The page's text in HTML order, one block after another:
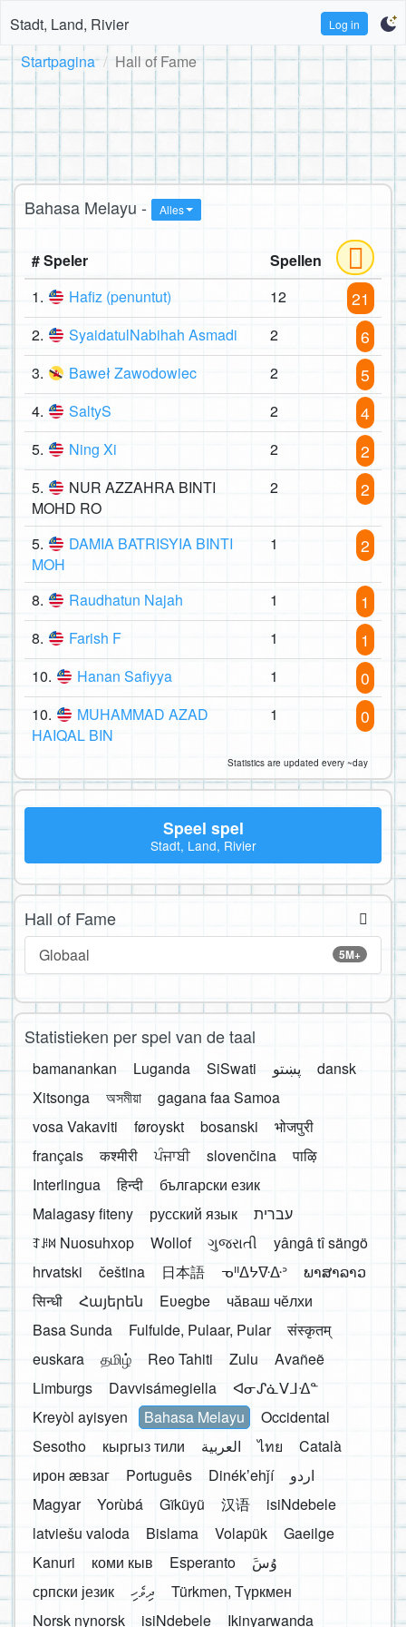
Stadt, Land, Rivier Log in
Startpagina Hall of Fame
Bahasa Melayu - Alles
# Speler
Spellen
1.
Hafiz (penuntut) 12 21
2. SyaidatulNabihah Asmadi 2 6
3. Baweł Zawodowiec 2 5
4. SaltyS 2 4
5. Ning Xi 2 2
5.
NUR AZZAHRA BINTI
MOHD RO
2 2
5.
DAMIA BATRISYIA BINTI
MOH
1 2
8. Raudhatun Najah 1 1
8. Farish F 1 1
10. Hanan Safiyya 1 0
10.
MUHAMMAD AZAD
HAIQAL BIN
1 0
Statistics are updated every ~day
Speel spel
Stadt, Land, Rivier
Hall of Fame
5M+
Globaal
Statistieken per spel van de taal
bamanankan Luganda SiSwati پښتو
dansk
Xitsonga
অসমীয়া
gagana faa Samoa
vosa Vakaviti
føroyskt bosanski
भोजपुरी
français
कश्मीरी ਪੰਜਾਬੀ slovenčina
पाऴि
Interlingua
हिन्दी
български език
Malagasy fiteny
русский язык
עברית
ꆈꌠ꒿ Nuosuhxop
Wollof ગુજરાતી
yângâ tî sängö
hrvatski
čeština 日本語 ᓀᐦᐃᔭᐍᐏᐣ
ພາສາລາວ
सिन्धी
Հայերեն Eʋegbe
чӑваш чӗлхи
Basa Sunda
Fulfulde, Pulaar, Pular
संस्कृतम्
euskara
தமிழ் Reo Tahiti Zulu
Avañeẽ
Limburgs
Davvisámegiella
ᐊᓂᔑᓈᐯᒧᐎᓐ
Kreyòl ayisyen
Bahasa Melayu
Occidental
Sesotho
кыргыз тили العربية ไทย
Català
ирон æвзаг
Português Dinékʼehǰí
اردو
Magyar
Yorùbá Gĩkũyũ 汉语
isiNdebele
latviešu valoda
Bislama Volapük
Gaeilge
Kanuri
коми кыв Esperanto
َوُسَ
српски језик
ދިވެހި
Türkmen, Түркмен
Norsk nynorsk
isiNdebele Ikinyarwanda